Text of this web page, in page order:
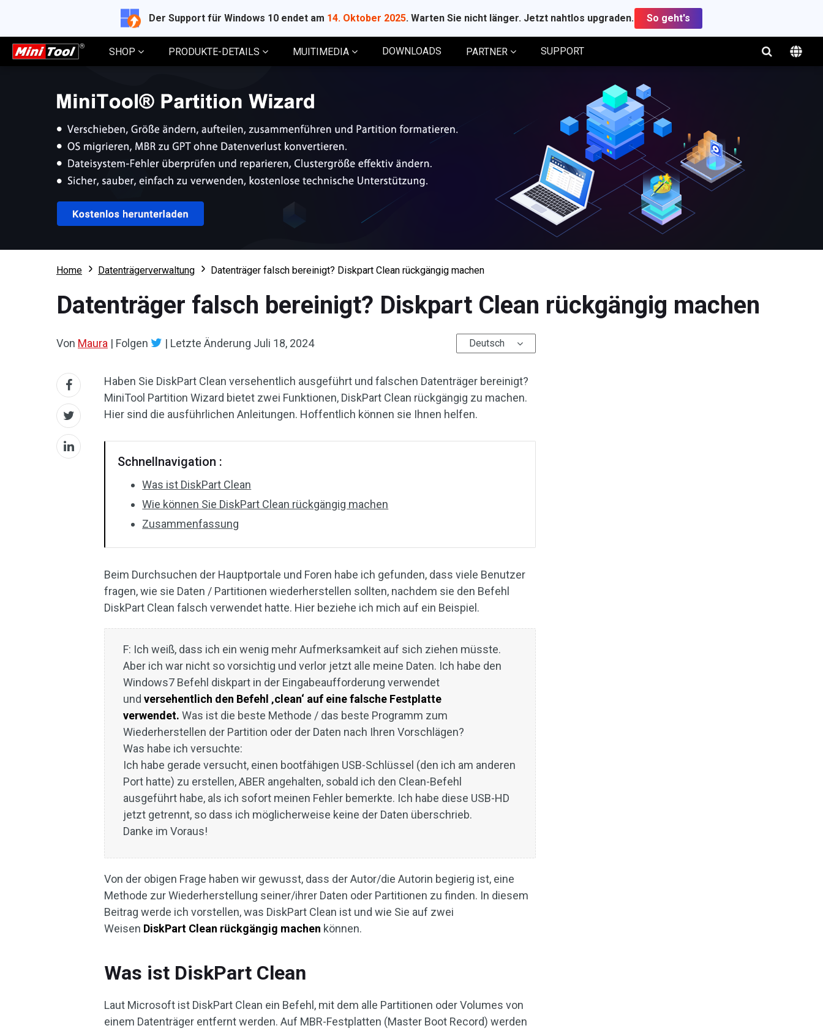
Der Support für Windows 10 endet am 14. Oktober 2025. Warten Sie nicht länger. Jetzt nahtlos upgraden. So geht's
SHOP PRODUKTE-DETAILS MUITIMEDIA DOWNLOADS PARTNER SUPPORT
Home Datenträgerverwaltung Datenträger falsch bereinigt? Diskpart Clean rückgängig machen
Datenträger falsch bereinigt? Diskpart Clean rückgängig machen
Von Maura | Folgen | Letzte Änderung Juli 18, 2024 Deutsch
Haben Sie DiskPart Clean versehentlich ausgeführt und falschen Datenträger bereinigt?
MiniTool Partition Wizard bietet zwei Funktionen, DiskPart Clean rückgängig zu machen.
Hier sind die ausführlichen Anleitungen. Hoffentlich können sie Ihnen helfen.
Schnellnavigation :
Was ist DiskPart Clean
Wie können Sie DiskPart Clean rückgängig machen
Zusammenfassung
Beim Durchsuchen der Hauptportale und Foren habe ich gefunden, dass viele Benutzer
fragen, wie sie Daten / Partitionen wiederherstellen sollten, nachdem sie den Befehl
DiskPart Clean falsch verwendet hatte. Hier beziehe ich mich auf ein Beispiel.
F: Ich weiß, dass ich ein wenig mehr Aufmerksamkeit auf sich ziehen müsste.
Aber ich war nicht so vorsichtig und verlor jetzt alle meine Daten. Ich habe den
Windows7 Befehl diskpart in der Eingabeaufforderung verwendet
undversehentlich den Befehl ‚clean‘ auf eine falsche Festplatte
verwendet.Was ist die beste Methode / das beste Programm zum
Wiederherstellen der Partition oder der Daten nach Ihren Vorschlägen?
Was habe ich versuchte:
Ich habe gerade versucht, einen bootfähigen USB-Schlüssel (den ich am anderen
Port hatte) zu erstellen, ABER angehalten, sobald ich den Clean-Befehl
ausgeführt habe, als ich sofort meinen Fehler bemerkte. Ich habe diese USB-HD
jetzt getrennt, so dass ich möglicherweise keine der Daten überschrieb.
Danke im Voraus!
Von der obigen Frage haben wir gewusst, dass der Autor/die Autorin begierig ist, eine
Methode zur Wiederherstellung seiner/ihrer Daten oder Partitionen zu finden. In diesem
Beitrag werde ich vorstellen, was DiskPart Clean ist und wie Sie auf zwei
Weisen DiskPart Clean rückgängig machen können.
Was ist DiskPart Clean
Laut Microsoft ist DiskPart Clean ein Befehl, mit dem alle Partitionen oder Volumes von
einem Datenträger entfernt werden. Auf MBR-Festplatten (Master Boot Record) werden